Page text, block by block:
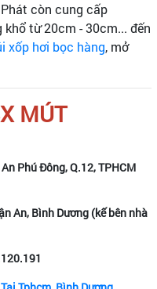
còn cung cấp
từ 20cm - 30cm... đến
xốp hơi bọc hàng, mở
MÚT
Phú Đông, Q.12, TPHCM
An, Bình Dương (kế bên nhà